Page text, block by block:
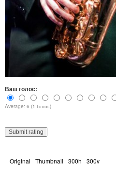
Ваш голос:
Average: 6 (1 Голос)
Original Thumbnail 300h 300v